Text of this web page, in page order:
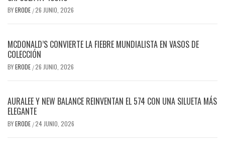
BYERODE /26 JUNIO, 2026
MCDONALD’S CONVIERTE LA FIEBRE MUNDIALISTA EN VASOS DE
COLECCIÓN
BYERODE /26 JUNIO, 2026
AURALEE Y NEW BALANCE REINVENTAN EL 574 CON UNA SILUETA MÁS
ELEGANTE
BYERODE /24 JUNIO, 2026